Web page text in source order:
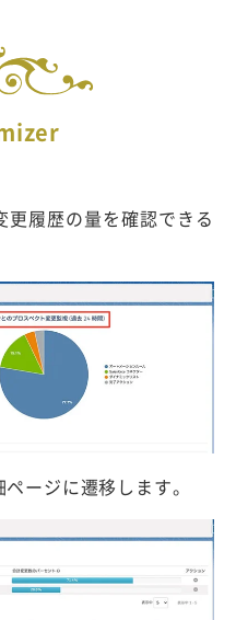
履歴の量を確認できる
ージに遷移します。